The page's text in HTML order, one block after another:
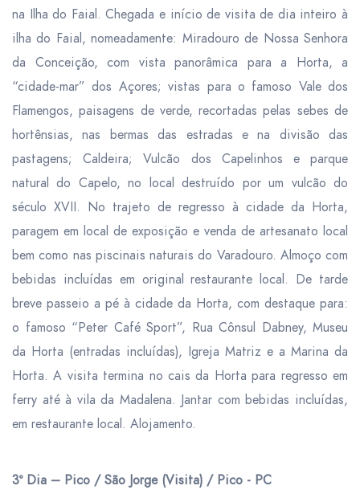
na Ilha do Faial. Chegada e início de visita de dia inteiro à
ilha do Faial, nomeadamente: Miradouro de Nossa Senhora
da Conceição, com vista panorâmica para a Horta, a
“cidade-mar” dos Açores; vistas para o famoso Vale dos
Flamengos, paisagens de verde, recortadas pelas sebes de
hortênsias, nas bermas das estradas e na divisão das
pastagens; Caldeira; Vulcão dos Capelinhos e parque
natural do Capelo, no local destruído por um vulcão do
século XVII. No trajeto de regresso à cidade da Horta,
paragem em local de exposição e venda de artesanato local
bem como nas piscinais naturais do Varadouro. Almoço com
bebidas incluídas em original restaurante local. De tarde
breve passeio a pé à cidade da Horta, com destaque para:
o famoso “Peter Café Sport”, Rua Cônsul Dabney, Museu
da Horta (entradas incluídas), Igreja Matriz e a Marina da
Horta. A visita termina no cais da Horta para regresso em
ferry até à vila da Madalena. Jantar com bebidas incluídas,
em restaurante local. Alojamento.
3º Dia – Pico / São Jorge (Visita) / Pico - PC